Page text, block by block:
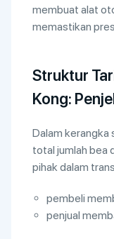
membuat alat
memastikan
Struktur
Kong:
Dalam kerangka
total jumlah bea
pihak dalam
pembeli
penjual